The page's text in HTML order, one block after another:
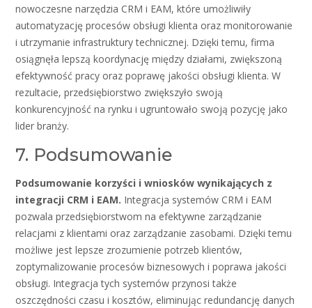
nowoczesne narzędzia CRM i EAM, które umożliwiły
automatyzację procesów obsługi klienta oraz monitorowanie
i utrzymanie infrastruktury technicznej. Dzięki temu, firma
osiągnęła lepszą koordynację między działami, zwiększoną
efektywność pracy oraz poprawę jakości obsługi klienta. W
rezultacie, przedsiębiorstwo zwiększyło swoją
konkurencyjność na rynku i ugruntowało swoją pozycję jako
lider branży.
7. Podsumowanie
Podsumowanie korzyści i wniosków wynikających z
integracji CRM i EAM. Integracja systemów CRM i EAM
pozwala przedsiębiorstwom na efektywne zarządzanie
relacjami z klientami oraz zarządzanie zasobami. Dzięki temu
możliwe jest lepsze zrozumienie potrzeb klientów,
zoptymalizowanie procesów biznesowych i poprawa jakości
obsługi. Integracja tych systemów przynosi także
oszczędności czasu i kosztów, eliminując redundancję danych